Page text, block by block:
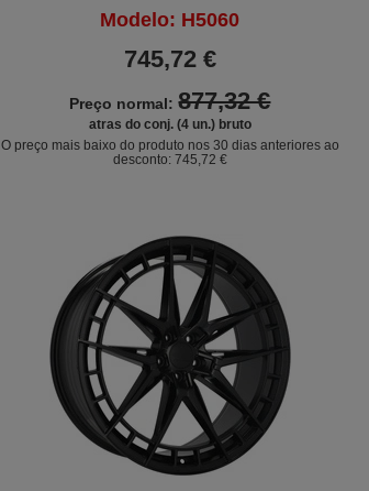
Modelo: H5060
Preço normal:877,32 €
745,72 €
atras do conj. (4 un.) bruto
O preço mais baixo do produto nos 30 dias anteriores ao
desconto: 745,72 €